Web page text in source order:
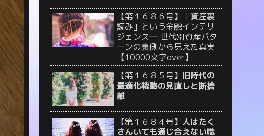
【第１６８６号】「資産裏
読み」という金融インテリ
ジェンス― 世代別資産パタ
ーンの裏側から見えた真実
【10000文字over】
【第１６８５号】 旧時代の
最適化戦略の見直しと断捨
離
【第１６８４号】 人はたく
さんいても通じ合えない職